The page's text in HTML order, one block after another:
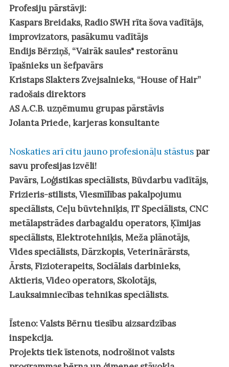
Profesiju pārstāvji:
Kaspars Breidaks, Radio SWH rīta šova vadītājs,
improvizators, pasākumu vadītājs
Endijs Bērziņš, “Vairāk saules" restorānu
īpašnieks un šefpavārs
Kristaps SlaktersZvejsalnieks, “House of Hair”
radošais direktors
AS A.C.B. uzņēmumu grupas pārstāvis
Jolanta Priede, karjeras konsultante
Noskaties arī citu jauno profesionāļu stāstuspar
savu profesijas izvēli!
Pavārs, Loģistikas speciālists, Būvdarbu vadītājs,
Frizieris-stilists, Viesmīlības pakalpojumu
speciālists, Ceļu būvtehniķis, IT Speciālists, CNC
metālapstrādes darbagaldu operators, Ķīmijas
speciālists, Elektrotehniķis, Meža plānotājs,
Vides speciālists, Dārzkopis, Veterinārārsts,
Ārsts, Fizioterapeits, Sociālais darbinieks,
Aktieris, Video operators, Skolotājs,
Lauksaimniecības tehnikas speciālists.
Īsteno: Valsts Bērnu tiesību aizsardzības
inspekcija.
Projekts tiek īstenots, nodrošinot valsts